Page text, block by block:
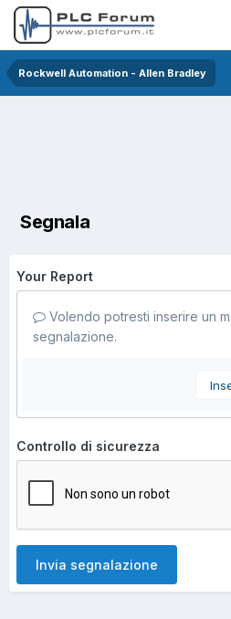
Rockwell Automation - Allen Bradley
Segnala
Your Report
Volendo potresti inserire un
segnalazione.
Controllo di sicurezza
Invia segnalazione